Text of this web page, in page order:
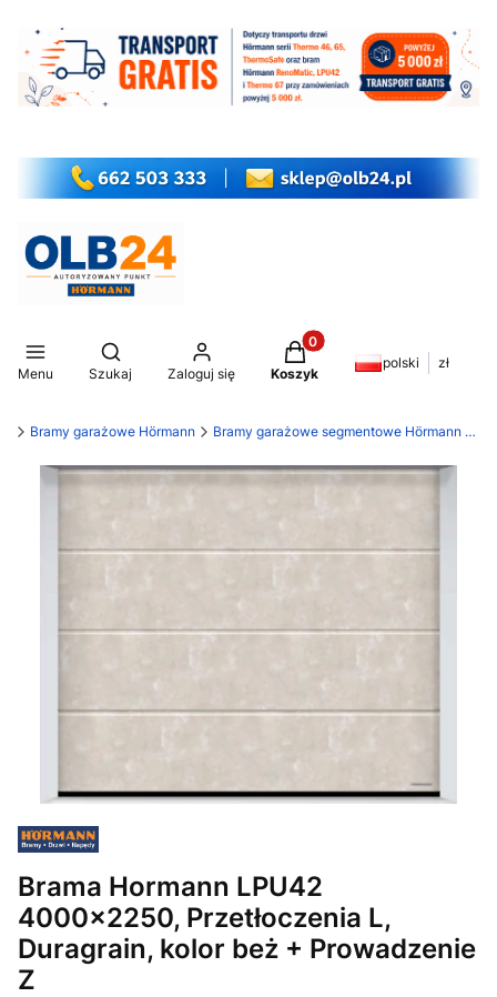
Menu
Otwórz wyszukiwarkę
Szukaj Zaloguj się
Produkty w koszyku: 0.
Koszyk
polski zł
Bramy garażowe Hörmann Bramy garażowe segmentowe Hörmann LPU 42
Brama Hormann LPU42
4000x2250, Przetłoczenia L,
Duragrain, kolor beż + Prowadzenie
Z